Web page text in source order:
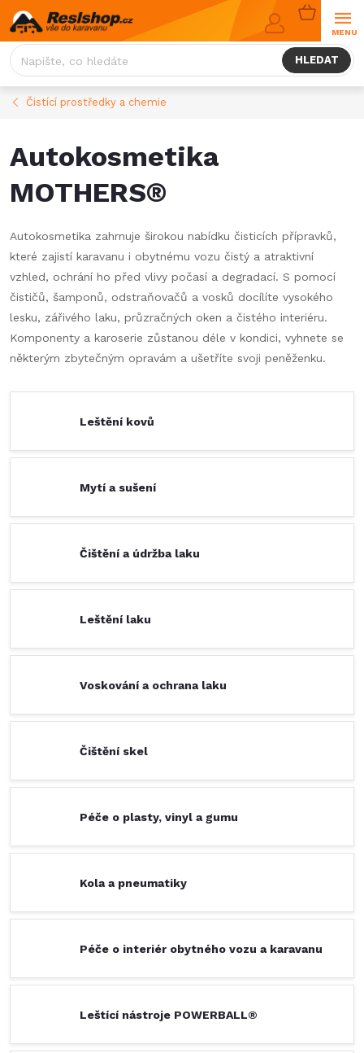
Přejít
na
obsah
HLEDAT
NÁKUPNÍ
KOŠÍK
Čistící prostředky a chemie
Autokosmetika
MOTHERS®
Autokosmetika zahrnuje širokou nabídku čisticích přípravků,
které zajistí karavanu i obytnému vozu čistý a atraktivní
vzhled, ochrání ho před vlivy počasí a degradací. S pomocí
čističů, šamponů, odstraňovačů a vosků docílíte vysokého
lesku, zářivého laku, průzračných oken a čistého interiéru.
Komponenty a karoserie zůstanou déle v kondici, vyhnete se
některým zbytečným opravám a ušetříte svoji peněženku.
Leštění kovů
Mytí a sušení
Čištění a údržba laku
Leštění laku
Voskování a ochrana laku
Čištění skel
Péče o plasty, vinyl a gumu
Kola a pneumatiky
Péče o interiér obytného vozu a karavanu
Leštící nástroje POWERBALL®